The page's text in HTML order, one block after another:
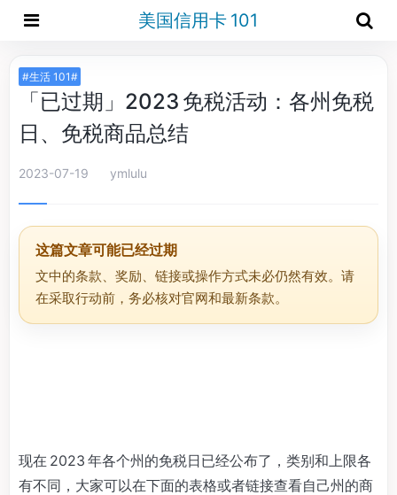
美国信用卡 101
#生活 101#
「已过期」2023 免税活动：各州免税
日、免税商品总结
2023-07-19 ymlulu
这篇文章可能已经过期
文中的条款、奖励、链接或操作方式未必仍然有效。请
在采取行动前，务必核对官网和最新条款。
现在 2023 年各个州的免税日已经公布了，类别和上限各
有不同，大家可以在下面的表格或者链接查看自己州的商